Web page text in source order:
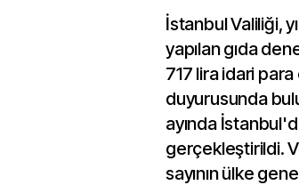
İstanbul Valiliği,
yapılan gıda
717 lira idari para
duyurusunda
ayında
gerçekleştirildi.
sayının ülke